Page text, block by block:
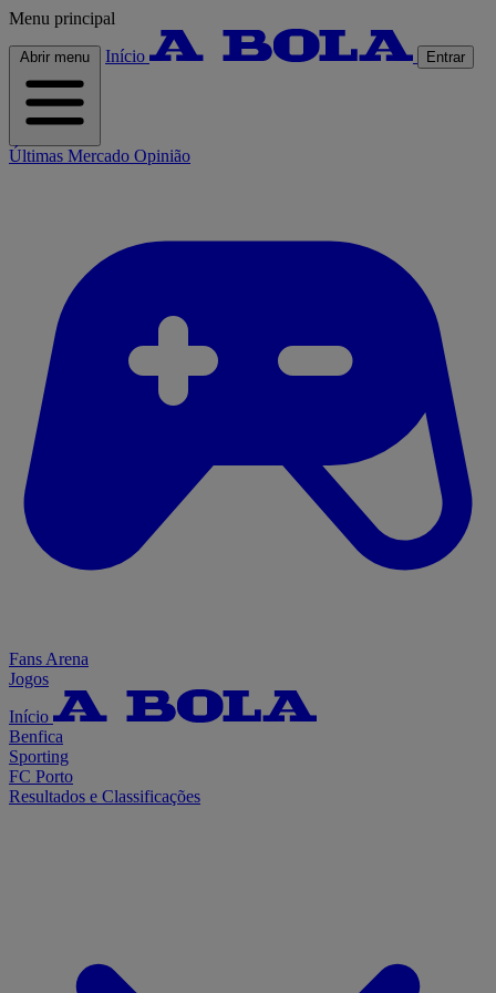
Menu principal
Abrir menu Início Entrar
Últimas Mercado Opinião
Fans Arena
Jogos
Início
Benfica
Sporting
FC Porto
Resultados e Classificações